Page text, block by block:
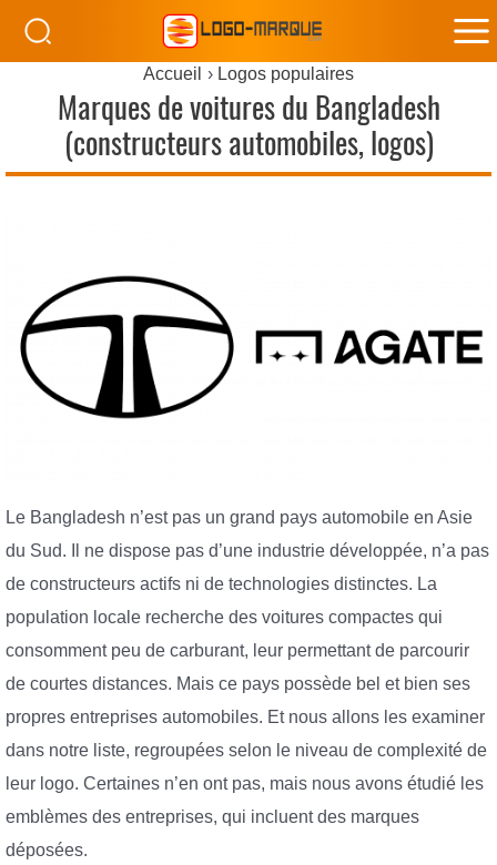
Accueil Logos populaires
Marques de voitures du Bangladesh
(constructeurs automobiles, logos)
Le Bangladesh n’est pas un grand pays automobile en Asie
du Sud. Il ne dispose pas d’une industrie développée, n’a pas
de constructeurs actifs ni de technologies distinctes. La
population locale recherche des voitures compactes qui
consomment peu de carburant, leur permettant de parcourir
de courtes distances. Mais ce pays possède bel et bien ses
propres entreprises automobiles. Et nous allons les examiner
dans notre liste, regroupées selon le niveau de complexité de
leur logo. Certaines n’en ont pas, mais nous avons étudié les
emblèmes des entreprises, qui incluent des marques
déposées.